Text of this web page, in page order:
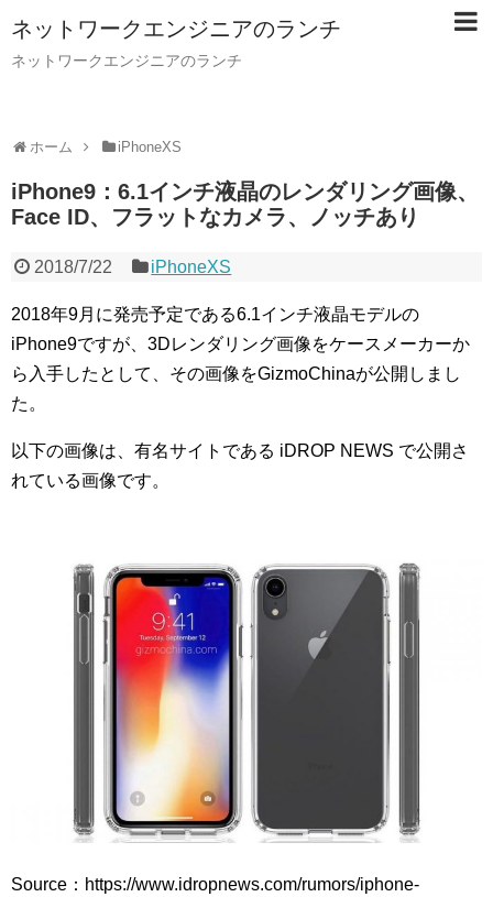
ネットワークエンジニアのランチ
ネットワークエンジニアのランチ
ホーム iPhoneXS
iPhone9：6.1インチ液晶のレンダリング画像、
Face ID、フラットなカメラ、ノッチあり
2018/7/22 iPhoneXS
2018年9月に発売予定である6.1インチ液晶モデルの
iPhone9ですが、3Dレンダリング画像をケースメーカーか
ら入手したとして、その画像をGizmoChinaが公開しまし
た。
以下の画像は、有名サイトである iDROP NEWS で公開さ
れている画像です。
Source：https://www.idropnews.com/rumors/iphone-